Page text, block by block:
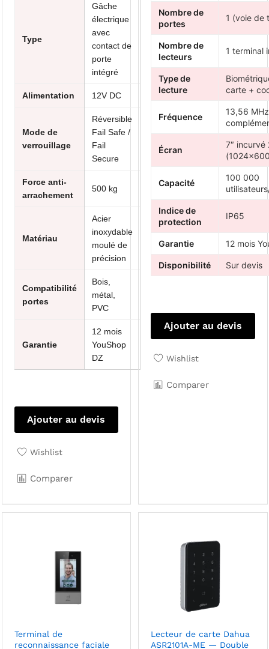
Type
Gâche
électrique
avec
contact de
porte
intégré
Alimentation 12V DC
Mode de
verrouillage
Réversible
Fail Safe /
Fail
Secure
Force anti-
arrachement
500 kg
Matériau
Acier
inoxydable
moulé de
précision
Compatibilité
portes
Bois,
métal,
PVC
Garantie
12 mois
YouShop
DZ
Ajouter au devis
Wishlist
Comparer
Nombre de
portes
1 (voie de
Nombre de
lecteurs
1 terminal
Type de
lecture
carte +
Fréquence
13,56
Écran
7″ incurvé
Capacité
100 000
Indice de
protection
IP65
Garantie 12 mois
Disponibilité Sur devis
Ajouter au devis
Wishlist
Comparer
Terminal de
reconnaissance faciale
Lecteur de carte Dahua
ASR2101A-ME — Double